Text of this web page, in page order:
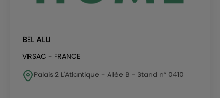
BEL ALU
VIRSAC - FRANCE
Palais 2 L'Atlantique - Allée B - Stand n° 0410